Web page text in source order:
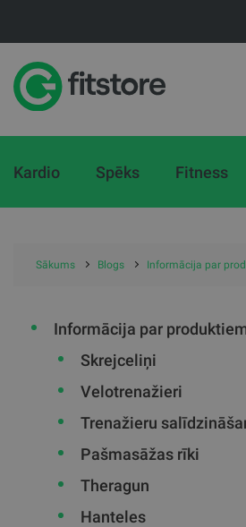
Kardio Spēks Fitness
Sākums Blogs Informācija par
Informācija par
Skrejceliņi
Velotrenažieri
Trenažieru
Pašmasāžas rīki
Theragun
Hanteles